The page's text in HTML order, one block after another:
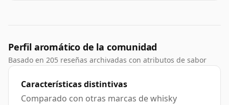
Perfil aromático de la comunidad
Basado en 205 reseñas archivadas con atributos de sabor
Características distintivas
Comparado con otras marcas de whisky